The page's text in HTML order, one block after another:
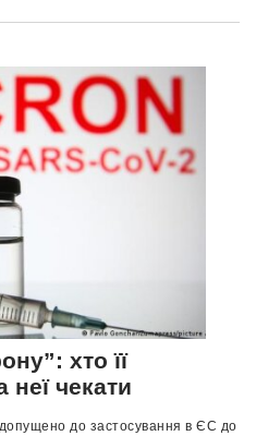
хто її
неї чекати
до застосування в ЄС до